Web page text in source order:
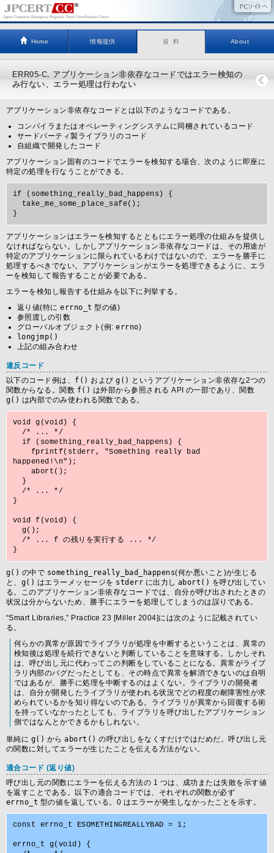
Home 情報提供 資 料 About
ERR05-C. アプリケーション非依存なコードではエラー検知の
み行ない、エラー処理は行わない
アプリケーション非依存なコードとは以下のようなコードである。
コンパイラまたはオペレーティングシステムに同梱されているコード
サードパーティ製ライブラリのコード
自組織で開発したコード
アプリケーション固有のコードでエラーを検知する場合、次のように即座に
特定の処理を行なうことができる。
if (something_really_bad_happens) {
アプリケーションはエラーを検知するとともにエラー処理の仕組みを提供し
なければならない。しかしアプリケーション非依存なコードは、その用途が
特定のアプリケーションに限られているわけではないので、エラーを勝手に
処理するべきでない。アプリケーションがエラーを処理できるように、エラ
ーを検知して報告することが必要である。
エラーを検知し報告する仕組みを以下に列挙する。
返り値(特にerrno_t 型の値)
参照渡しの引数
グローバルオブジェクト(例:errno)
longjmp()
上記の組み合わせ
違反コード
以下のコード例は、 f() およびg() というアプリケーション非依存な2つの
関数からなる。関数 f() は外部から参照される API の一部であり、関数
g() は内部でのみ使われる関数である。
void g(void) {
happened!\n");
}
void f(void) {
g() の中で something_really_bad_happens(何か悪いこと)が生じる
と、 g() はエラーメッセージを stderr に出力し abort() を呼び出してい
る。このアプリケーション非依存なコードでは、自分が呼び出されたときの
状況は分からないため、勝手にエラーを処理してしまうのは誤りである。
“Smart Libraries,” Practice 23 [Miller 2004]には次のように記載されてい
る。
何らかの異常が原因でライブラリが処理を中断するということは、異常の
検知後は処理を続行できないと判断していることを意味する。しかしそれ
は、呼び出し元に代わってこの判断をしていることになる。異常がライブ
ラリ内部のバグだったとしても、その時点で異常を解消できないのは自明
ではあるが、勝手に処理を中断するのはよくない。ライブラリの開発者
は、自分が開発したライブラリが使われる状況でどの程度の耐障害性が求
められているかを知り得ないのである。ライブラリが異常から回復する術
を持っていなかったとしても、ライブラリを呼び出したアプリケーション
側ではなんとかできるかもしれない。
単純に g() からabort() の呼び出しをなくすだけではだめだ。呼び出し元
の関数に対してエラーが生じたことを伝える方法がない。
適合コード (返り値)
呼び出し元の関数にエラーを伝える方法の 1 つは、成功または失敗を示す値
を返すことである。以下の適合コードでは、それぞれの関数が必ず
errno_t 型の値を返している。0 はエラーが発生しなかったことを示す。
const errno_t ESOMETHINGREALLYBAD = 1;
errno_t g(void) {